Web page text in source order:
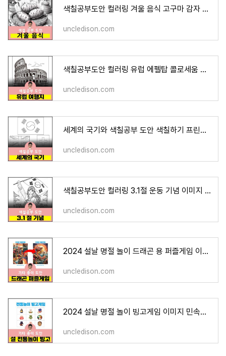
색칠공부도안 컬러링 겨울 음식 고구마 감자 밤 구황작물 과일 이미지 색칠하기 프린트 무료다
uncledison.com
색칠공부도안 컬러링 유럽 에펠탑 콜로세움 타지마할 알프스 빅벤 프라하성 이미지 색칠하기 프
uncledison.com
세계의 국기와 색칠공부 도안 색칠하기 프린트 무료다운
uncledison.com
색칠공부도안 컬러링 3.1절 운동 기념 이미지 색칠하기 프린트 무료다운 어르신 노인 유아 인지
uncledison.com
2024 설날 명절 놀이 드래곤 용 퍼즐게임 이미지 그림 프린트 무료다운 어르신 노인 유아 인지프
uncledison.com
2024 설날 명절 놀이 빙고게임 이미지 민속놀이 복주머니 그림 프린트 무료다운
uncledison.com